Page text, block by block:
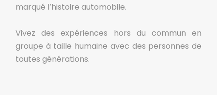
marqué l’histoire automobile.
Vivez des expériences hors du commun en
groupe à taille humaine avec des personnes de
toutes générations.